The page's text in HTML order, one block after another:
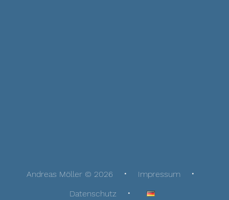
Andreas Möller © 2026
Impressum
Datenschutz